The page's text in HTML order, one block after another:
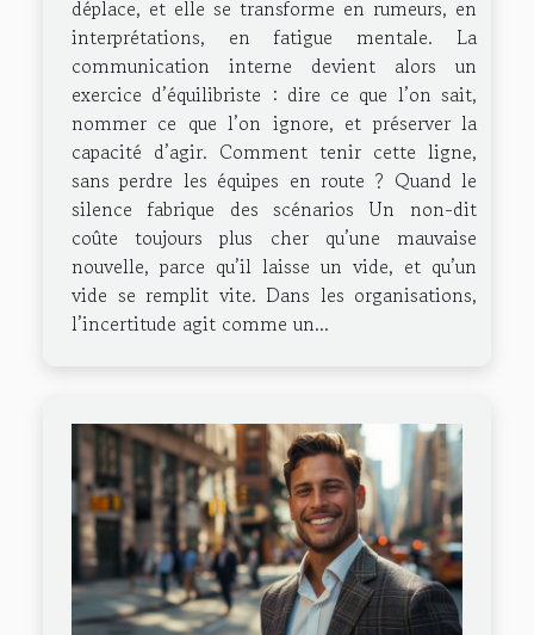
déplace, et elle se transforme en rumeurs, en
interprétations, en fatigue mentale. La
communication interne devient alors un
exercice d’équilibriste : dire ce que l’on sait,
nommer ce que l’on ignore, et préserver la
capacité d’agir. Comment tenir cette ligne,
sans perdre les équipes en route ? Quand le
silence fabrique des scénarios Un non-dit
coûte toujours plus cher qu’une mauvaise
nouvelle, parce qu’il laisse un vide, et qu’un
vide se remplit vite. Dans les organisations,
l’incertitude agit comme un...